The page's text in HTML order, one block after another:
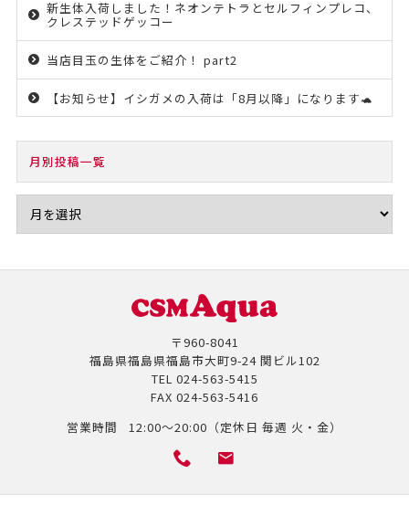
新生体入荷しました！ネオンテトラとセルフィンプレコ、
クレステッドゲッコー
当店目玉の生体をご紹介！ part2
【お知らせ】イシガメの入荷は「8月以降」になります🐢
月別投稿一覧
〒960-8041
福島県福島県福島市大町9-24 関ビル102
TEL 024-563-5415
FAX 024-563-5416
営業時間
12:00～20:00（定休日 毎週 火・金）